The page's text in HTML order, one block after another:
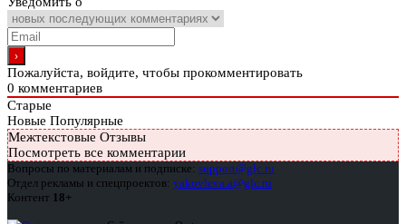
Пожалуйста, войдите, чтобы прокомментировать
0 комментариев
Старые
Новые Популярные
Межтекстовые Отзывы
Посмотреть все комментарии
Вопросы по материалам и подписке: support@glc.ru
Отдел рекламы и спецпроектов: yakovleva.a@glc.ru
Контент 18+